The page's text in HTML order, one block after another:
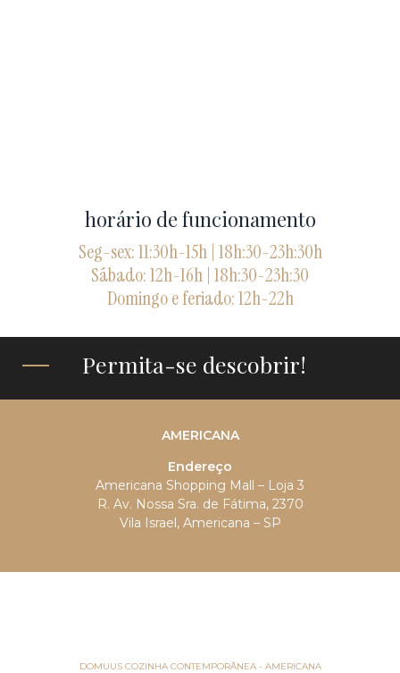
horário de funcionamento
Seg-sex: 11:30h-15h | 18h:30-23h:30h
Sábado: 12h-16h | 18h:30-23h:30
Domingo e feriado: 12h-22h
Permita-se descobrir!
AMERICANA
Endereço
Americana Shopping Mall – Loja 3
R. Av. Nossa Sra. de Fátima, 2370
Vila Israel, Americana – SP
DOMUUS COZINHA CONTEMPORÂNEA - AMERICANA